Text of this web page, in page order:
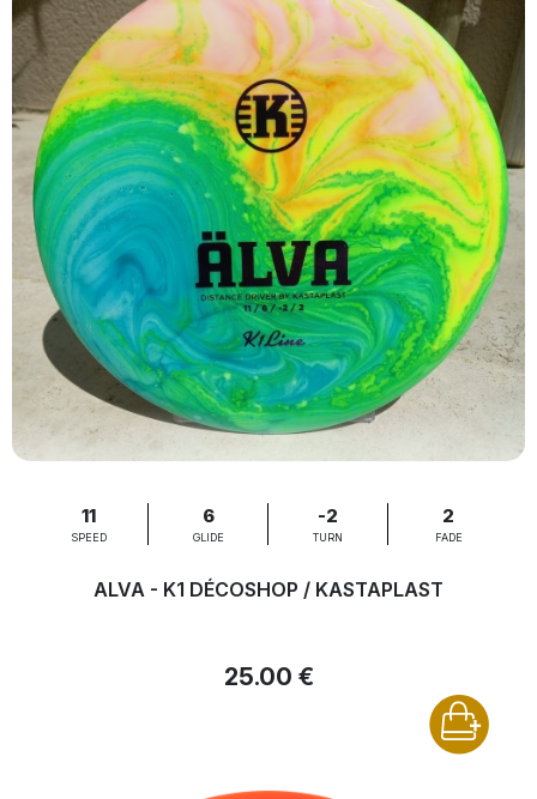
11
SPEED
6
GLIDE
-2
TURN
2
FADE
ALVA - K1 DÉCOSHOP / KASTAPLAST
25.00 €